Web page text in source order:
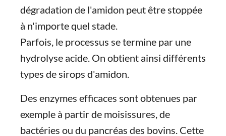
dégradation de l'amidon peut être stoppée
à n'importe quel stade.
Parfois, le processus se termine par une
hydrolyse acide. On obtient ainsi différents
types de sirops d'amidon.
Des enzymes efficaces sont obtenues par
exemple à partir de moisissures, de
bactéries ou du pancréas des bovins. Cette